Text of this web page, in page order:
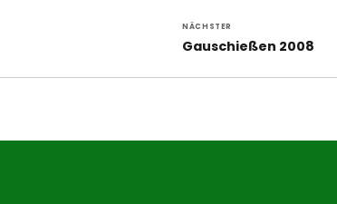
NÄCHSTER
Nächster
Gauschießen 2008